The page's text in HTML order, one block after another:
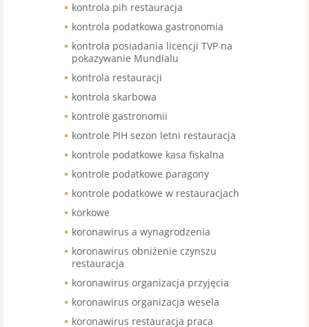
kontrola pih restauracja
kontrola podatkowa gastronomia
kontrola posiadania licencji TVP na
pokazywanie Mundialu
kontrola restauracji
kontrola skarbowa
kontrole gastronomii
kontrole PIH sezon letni restauracja
kontrole podatkowe kasa fiskalna
kontrole podatkowe paragony
kontrole podatkowe w restauracjach
korkowe
koronawirus a wynagrodzenia
koronawirus obniżenie czynszu
restauracja
koronawirus organizacja przyjęcia
koronawirus organizacja wesela
koronawirus restauracja praca